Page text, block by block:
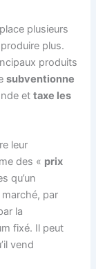
plusieurs
plus.
produits
subventionne
ettaxe les
leur
des « prix
qu’un
par
la
fixé. Il peut
vend